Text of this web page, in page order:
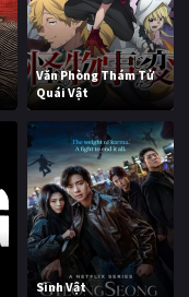
Văn Phòng Thám Tử
Quái Vật
Sinh Vật